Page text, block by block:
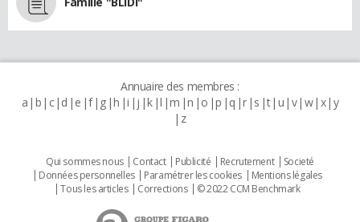
Annuaire des membres :
a b c d e f g h i j k l m n o p q r s t u v w x y
z
Qui sommes nous Contact Publicité Recrutement
Societé
Données personnelles
Paramétrer les cookies
Mentions légales
Tous les articles
Corrections © 2022 CCM Benchmark